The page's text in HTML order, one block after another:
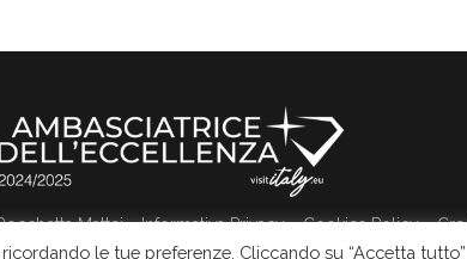
Mattei Informativa Privacy Cookies Policy
le tue preferenze. Cliccando su “Accetta tutto”